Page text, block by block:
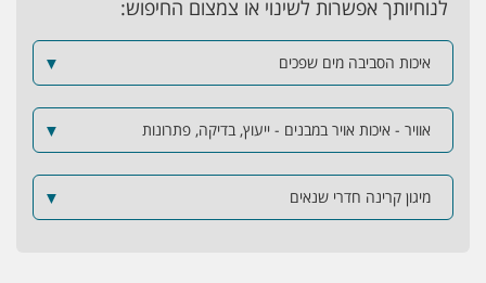
לנוחיותך אפשרות לשינוי או צמצום החיפוש:
איכות הסביבה מים שפכים ▼
אוויר - איכות אויר במבנים - ייעוץ, בדיקה, פתרונות ▼
מיגון קרינה חדרי שנאים ▼